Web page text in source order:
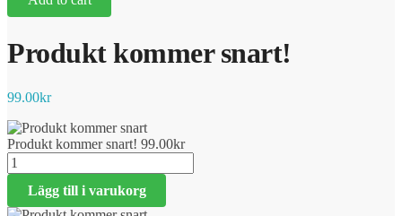
Produkt kommer snart!
99.00kr
Produkt kommer snart! 99.00kr
Produkt
kommer
snart!
mängd
Lägg till i varukorg